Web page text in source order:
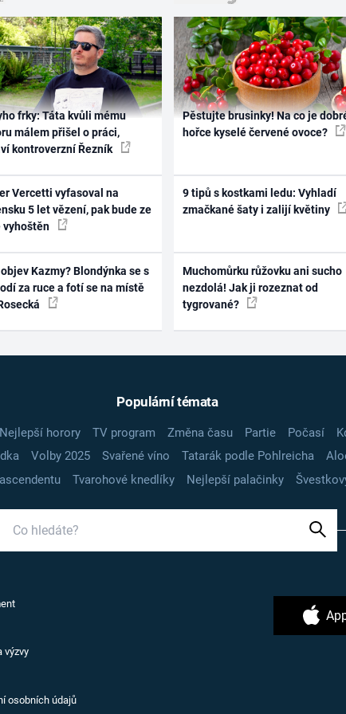
frky: Táta kvůli mému
málem přišel o práci,
kontroverzní Řezník
Vercetti vyfasoval na
5 let vězení, pak bude ze
vyhoštěn
Kazmy? Blondýnka se s
za ruce a fotí se na místě
Pěstujte brusinky! Na co je
hořce kyselé červené ovoce?
9 tipů s kostkami ledu: Vyhladí
zmačkané šaty i zalijí květiny
Muchomůrku růžovku ani sucho
nezdolá! Jak ji rozeznat od
tygrované?
Populární témata
Nejlepší horory TV program Změna času Partie Počasí
Volby 2025 Svařené víno Tatarák podle Pohlreicha
Tvarohové knedlíky Nejlepší palačinky
výzvy
osobních údajů